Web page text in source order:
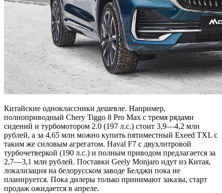
Китайские одноклассники дешевле. Например,
полноприводный Chery Tiggo 8 Pro Max с тремя рядами
сидений и турбомотором 2.0 (197 л.с.) стоит 3,9—4,2 млн
рублей, а за 4,65 млн можно купить пятиместный Exeed TXL с
таким же силовым агрегатом. Haval F7 с двухлитровой
турбочетверкой (190 л.с.) и полным приводом предлагается за
2,7—3,1 млн рублей. Поставки Geely Monjaro идут из Китая,
локализация на белорусском заводе Белджи пока не
планируется. Пока дилеры только принимают заказы, старт
продаж ожидается в апреле.